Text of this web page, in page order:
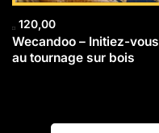
120,00
Wecandoo – Initiez-vous
au tournage sur bois